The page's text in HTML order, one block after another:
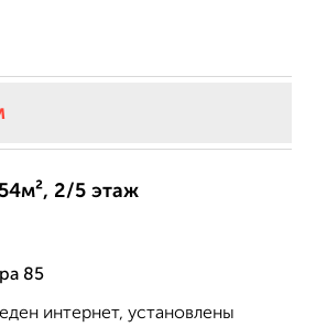
2/5 этаж
85
интернет, установлены